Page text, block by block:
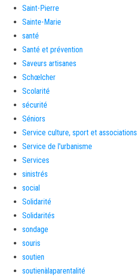
Saint-Pierre
Sainte-Marie
santé
Santé et prévention
Saveurs artisanes
Schœlcher
Scolarité
sécurité
Séniors
Service culture, sport et associations
Service de l'urbanisme
Services
sinistrés
social
Solidarité
Solidarités
sondage
souris
soutien
soutienàlaparentalité